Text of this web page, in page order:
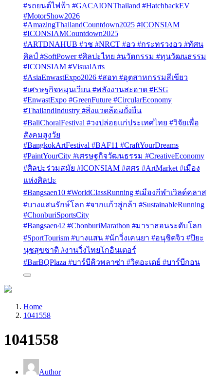
#รถยนต์ไฟฟ้า #GACAIONThailand #HatchbackEV
#MotorShow2026
#AmazingThailandCountdown2025 #ICONSIAM
#ICONSIAMCountdown2025
#ARTDNAHUB #วช #NRCT #อว #กระทรวงอว #ทัศน
ศิลป์ #SoftPower #ศิลปะไทย #นวัตกรรม #ทุนวัฒนธรรม
#ICONSIAM #VisualArts
#AsiaEnwastExpo2026 #สอท #อุตสาหกรรมสีเขียว
#เศรษฐกิจหมุนเวียน #พลังงานสะอาด #ESG
#EnwastExpo #GreenFuture #CircularEconomy
#ThailandIndustry #สิ่งแวดล้อมยั่งยืน
#BaliChoralFestival #วงปล่อยแก่ประเทศไทย #วิจัยเพื่อ
สังคมสูงวัย
#BangkokArtFestival #BAF11 #CraftYourDreams
#PaintYourCity #เศรษฐกิจวัฒนธรรม #CreativeEconomy
#ศิลปะร่วมสมัย #ICONSIAM #สศร #ArtMarket #เมือง
แห่งศิลปะ
#Bangsaen10 #WorldClassRunning #เมืองกีฬาเวิลด์คลาส
#บางแสนรักษ์โลก #จากแก้วสู่กล้า #SustainableRunning
#ChonburiSportsCity
#Bangsaen42 #ChonburiMarathon #มาราธอนระดับโลก
#SportTourism #บางแสน #นักวิ่งเคนยา #อนุชิตจิว #ปิยะ
นุชสุขชาติ #งานวิ่งไทยโกอินเตอร์
#BarBQPlaza #บาร์บีคิวพลาซ่า #วิตอะเดย์ #บาร์บีกอน
Home
1041558
1041558
Author